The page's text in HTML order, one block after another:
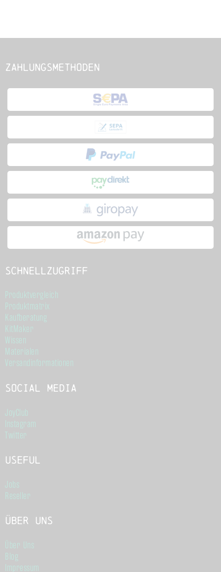
Zahlungsmethoden
Schnellzugriff
Produktvergleich
Produktmatrix
Kaufberatung
KitMaker
Wissen
Materialen
Versandinformationen
Social Media
JoyClub
Instagram
Twitter
Useful
Jobs
Reseller
Über Uns
Über Uns
Blog
Impressum